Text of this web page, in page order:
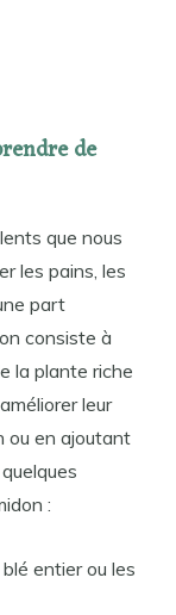
de
que nous
les pains, les
part
consiste à
la plante riche
leur
ou en ajoutant
:
entier ou les